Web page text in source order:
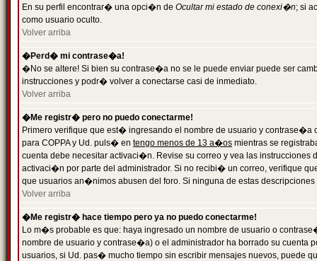
En su perfil encontrar� una opci�n de Ocultar mi estado de conexi�n; si
como usuario oculto.
Volver arriba
�Perd� mi contrase�a!
�No se altere! Si bien su contrase�a no se le puede enviar puede ser
instrucciones y podr� volver a conectarse casi de inmediato.
Volver arriba
�Me registr� pero no puedo conectarme!
Primero verifique que est� ingresando el nombre de usuario y
para COPPA y Ud. puls� en tengo menos de 13 a�os mientras se
cuenta debe necesitar activaci�n. Revise su correo y vea las
activaci�n por parte del administrador. Si no recibi� un correo, verifique
que usuarios an�nimos abusen del foro. Si ninguna de estas
Volver arriba
�Me registr� hace tiempo pero ya no puedo conectarme!
Lo m�s probable es que: haya ingresado un nombre de usuario o
nombre de usuario y contrase�a) o el administrador ha borrado su
usuarios, si Ud. pas� mucho tiempo sin escribir mensajes nuevos, puede